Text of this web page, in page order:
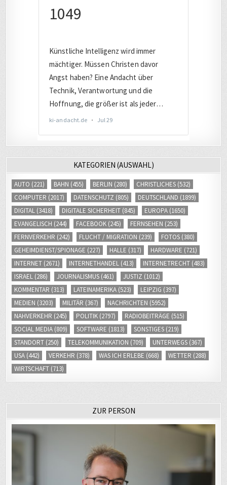
(455) BERLIN(280) CHRISTLICHES
COMPUTER(2017) DATENSCHUTZ(805) DEUTSCHLAND(1899)
DIGITAL(3418) DIGITALE SICHERHEIT(845) EUROPA(1650)
EVANGELISCH(244) FACEBOOK(245) FERNSEHEN(253)
FERNVERKEHR (242) FLUCHT / MIGRATION(239) FOTOS(380)
GEHEIMDIENST/SPIONAGE(227) HALLE (317) HARDWARE
INTERNET(2671) INTERNETHANDEL(413) INTERNETRECHT(483)
ISRAEL(286) JOURNALISMUS(461) JUSTIZ(1012)
KOMMENTAR(313) LATEINAMERIKA(523) LEIPZIG(397)
MEDIEN(3203) MILITÄR(367) NACHRICHTEN(5952)
NAHVERKEHR(245) POLITIK(2797) RADIOBEITRÄGE(515)
SOCIAL MEDIA(809) SOFTWARE(1813) SONSTIGES(219)
STANDORT(250) TELEKOMMUNIKATION(709) UNTERWEGS
USA(442) VERKEHR(378) WAS ICH ERLEBE(668) WETTER
WIRTSCHAFT(713)